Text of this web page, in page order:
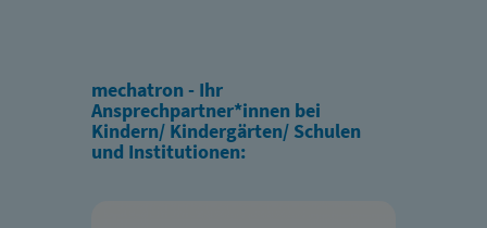
mechatron - Ihr
Ansprechpartner*innen bei
Kindern/ Kindergärten/ Schulen
und Institutionen: